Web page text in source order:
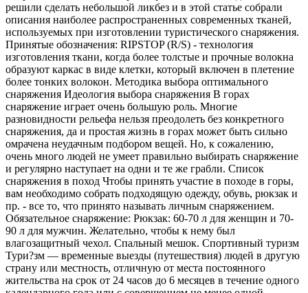
решили сделать небольшой ликбез и в этой статье собрали
описания наиболее распространенных современных тканей,
используемых при изготовлении туристического снаряжения.
Принятые обозначения: RIPSTOP (R/S) - технология
изготовления ткани, когда более толстые и прочные волокна
образуют каркас в виде клетки, который включен в плетение
более тонких волокон. Методика выбора оптимального
снаряжения Идеология выбора снаряжения В горах
снаряжение играет очень большую роль. Многие
разновидности рельефа нельзя преодолеть без конкретного
снаряжения, да и простая жизнь в горах может быть сильно
омрачена неудачным подбором вещей. Но, к сожалению,
очень много людей не умеет правильно выбирать снаряжение
и регулярно наступает на одни и те же грабли. Список
снаряжения в поход Чтобы принять участие в походе в горы,
вам необходимо собрать подходящую одежду, обувь, рюкзак и
пр. - все то, что принято называть личным снаряжением.
Обязательное снаряжение: Рюкзак: 60-70 л для женщин и 70-
90 л для мужчин. Желательно, чтобы к нему был
влагозащитный чехол. Спальный мешок. Спортивный туризм
Тури?зм — временные выезды (путешествия) людей в другую
страну или местность, отличную от места постоянного
жительства на срок от 24 часов до 6 месяцев в течение одного